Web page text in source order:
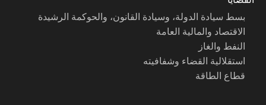
بسط سيادة الدولة، وسيادة القانون، والحوكمة الرشيدة
الاقتصاد والمالية العامة
النفط والغاز
استقلالية القضاء وشفافيته
قطاع الطاقة